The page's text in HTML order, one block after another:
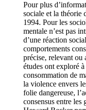
Pour plus
sociale et la théorie
1994. Pour les
mentale n’est pas
d’une réaction
comportements
précise, relevant ou
études ont exploré
consommation de
la violence envers
folie dangereuse,
consensus entre les